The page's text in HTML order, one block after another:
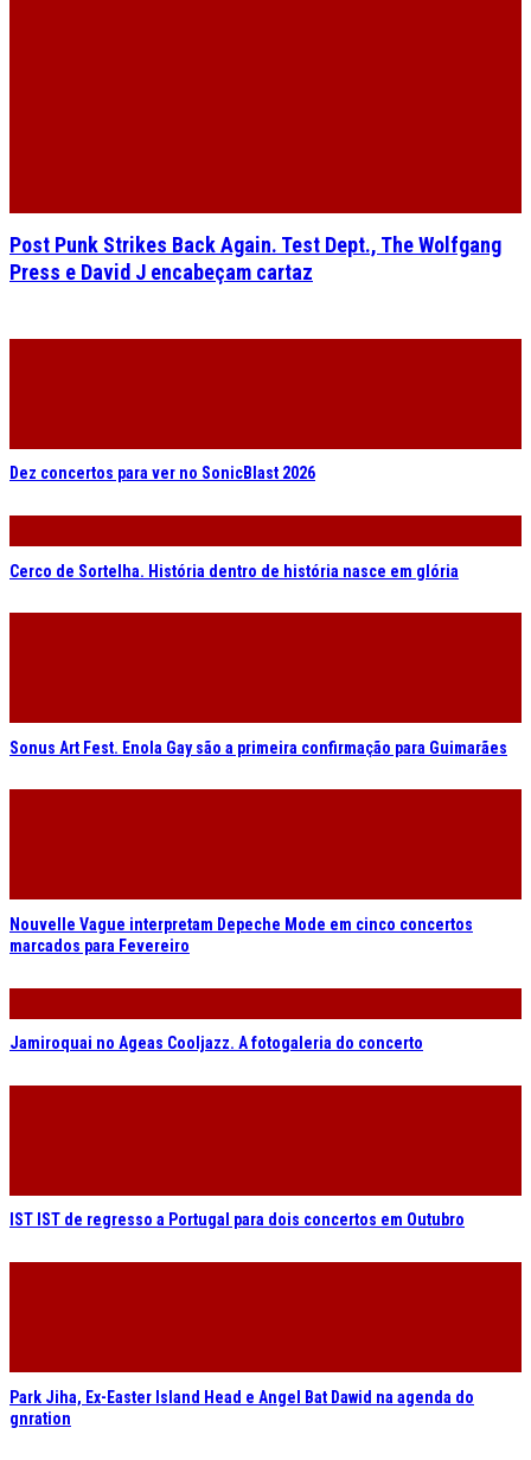
Post Punk Strikes Back Again. Test Dept., The Wolfgang
Press e David J encabeçam cartaz
Dez concertos para ver no SonicBlast 2026
Cerco de Sortelha. História dentro de história nasce em glória
Sonus Art Fest. Enola Gay são a primeira confirmação para Guimarães
Nouvelle Vague interpretam Depeche Mode em cinco concertos
marcados para Fevereiro
Jamiroquai no Ageas Cooljazz. A fotogaleria do concerto
IST IST de regresso a Portugal para dois concertos em Outubro
Park Jiha, Ex-Easter Island Head e Angel Bat Dawid na agenda do
gnration